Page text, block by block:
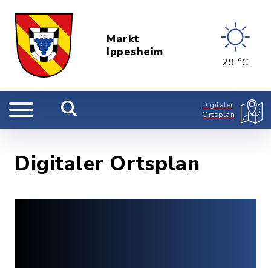
Markt
Ippesheim
29 °C
Digitaler
Ortsplan
Digitaler Ortsplan